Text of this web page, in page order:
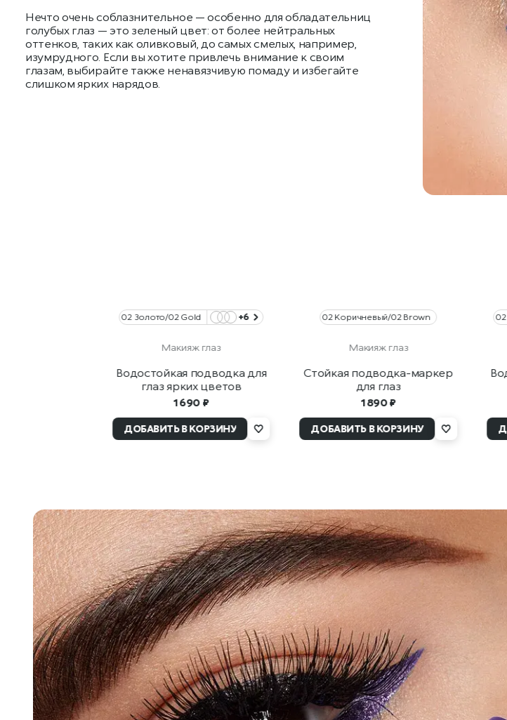
Нечто очень соблазнительное — особенно для обладательниц
голубых глаз — это зеленый цвет: от более нейтральных
оттенков, таких как оливковый, до самых смелых, например,
изумрудного. Если вы хотите привлечь внимание к своим
глазам, выбирайте также ненавязчивую помаду и избегайте
слишком ярких нарядов.
+6
02 Золото/02 Gold
Макияж глаз
Водостойкая подводка для
глаз ярких цветов
1 690 ₽
ДОБАВИТЬ В КОРЗИНУ
02 Коричневый/02 Brown
Макияж глаз
Стойкая подводка-маркер
для глаз
1 890 ₽
ДОБАВИТЬ В КОРЗИНУ